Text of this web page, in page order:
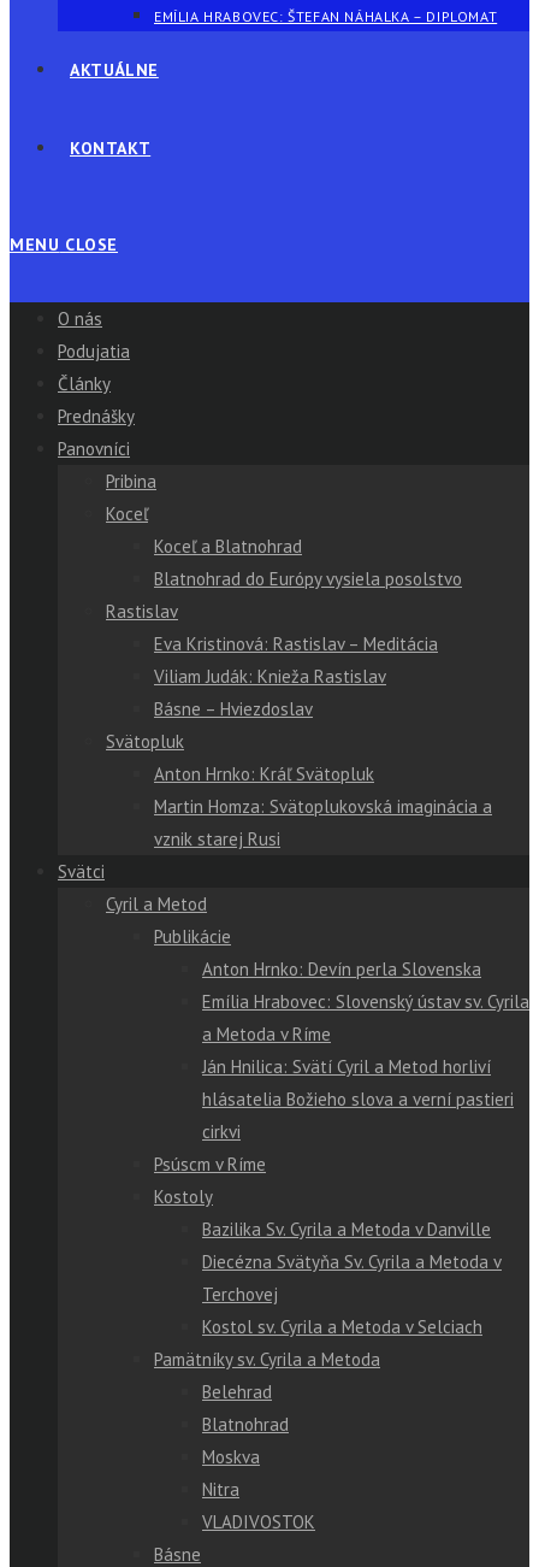
EMÍLIA HRABOVEC: ŠTEFAN NÁHALKA – DIPLOMAT
AKTUÁLNE
KONTAKT
MENU CLOSE
O nás
Podujatia
Články
Prednášky
Panovníci
Pribina
Koceľ
Koceľ a Blatnohrad
Blatnohrad do Európy vysiela posolstvo
Rastislav
Eva Kristinová: Rastislav – Meditácia
Viliam Judák: Knieža Rastislav
Básne – Hviezdoslav
Svätopluk
Anton Hrnko: Kráľ Svätopluk
Martin Homza: Svätoplukovská imaginácia a
vznik starej Rusi
Svätci
Cyril a Metod
Publikácie
Anton Hrnko: Devín perla Slovenska
Emília Hrabovec: Slovenský ústav sv. Cyrila
a Metoda v Ríme
Ján Hnilica: Svätí Cyril a Metod horliví
hlásatelia Božieho slova a verní pastieri
cirkvi
Psúscm v Ríme
Kostoly
Bazilika Sv. Cyrila a Metoda v Danville
Diecézna Svätyňa Sv. Cyrila a Metoda v
Terchovej
Kostol sv. Cyrila a Metoda v Selciach
Pamätníky sv. Cyrila a Metoda
Belehrad
Blatnohrad
Moskva
Nitra
VLADIVOSTOK
Básne